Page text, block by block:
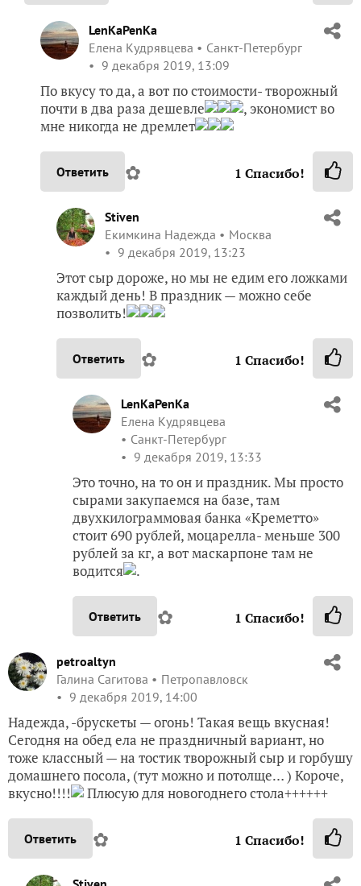
LenKaPenKa
Елена Кудрявцева
Санкт-Петербург
9 декабря 2019, 13:09
По вкусу то да, а вот по стоимости- творожный
почти в два раза дешевле
, экономист во
мне никогда не дремлет
Ответить ✿ 1 Спасибо!
Stiven
Екимкина Надежда
Москва
9 декабря 2019, 13:23
Этот сыр дороже, но мы не едим его ложками
каждый день! В праздник — можно себе
позволить!
Ответить ✿ 1 Спасибо!
LenKaPenKa
Елена Кудрявцева
Санкт-Петербург
9 декабря 2019, 13:33
Это точно, на то он и праздник. Мы просто
сырами закупаемся на базе, там
двухкилограммовая банка «Креметто»
стоит 690 рублей, моцарелла- меньше 300
рублей за кг, а вот маскарпоне там не
водится
.
Ответить ✿ 1 Спасибо!
petroaltyn
Галина Сагитова
Петропавловск
9 декабря 2019, 14:00
Надежда, -брускеты — огонь! Такая вещь вкусная!
Сегодня на обед ела не праздничный вариант, но
тоже классный — на тостик творожный сыр и горбушу
домашнего посола, (тут можно и потолще… ) Короче,
вкусно!!!!
Плюсую для новогоднего стола++++++
Ответить ✿ 1 Спасибо!